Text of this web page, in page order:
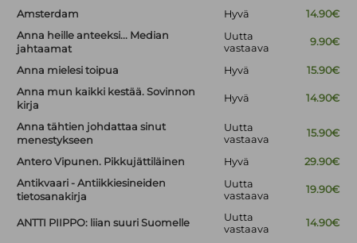
Amsterdam Hyvä
14.90€
Anna heille anteeksi... Median
jahtaamat
Uutta
vastaava
9.90€
Anna mielesi toipua Hyvä
15.90€
Anna mun kaikki kestää. Sovinnon
kirja
Hyvä 14.90€
Anna tähtien johdattaa sinut
menestykseen
Uutta
vastaava
15.90€
Antero Vipunen. Pikkujättiläinen Hyvä
29.90€
Antikvaari - Antiikkiesineiden
tietosanakirja
Uutta
vastaava
19.90€
ANTTI PIIPPO: liian suuri Suomelle
Uutta
vastaava
14.90€